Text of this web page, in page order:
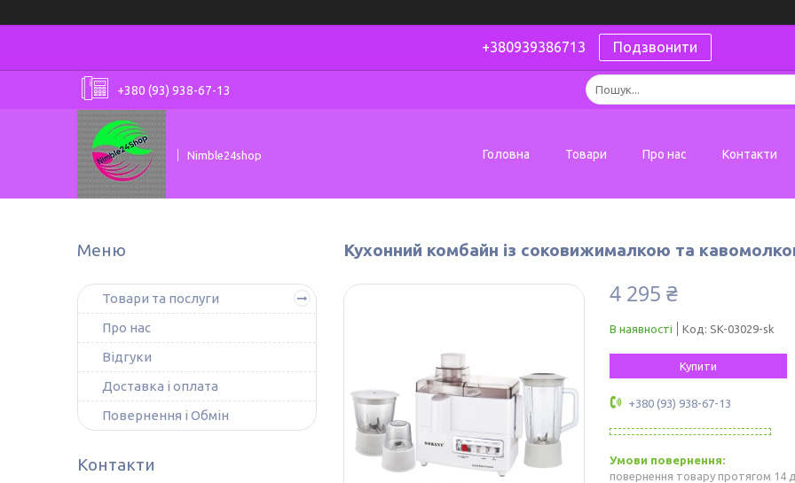
+380939386713 Подзвонити
+380 (93) 938-67-13
Nimble24shop Головна Товари Про нас Контакти
Кухонний комбайн із соковижималкою та
4 295 ₴
В наявності Код: SK-03029-sk
Купити
+380 (93) 938-67-13
повернення товару протягом 14
Товари та послуги
Про нас
Відгуки
Доставка і оплата
Повернення і Обмін
Контакти